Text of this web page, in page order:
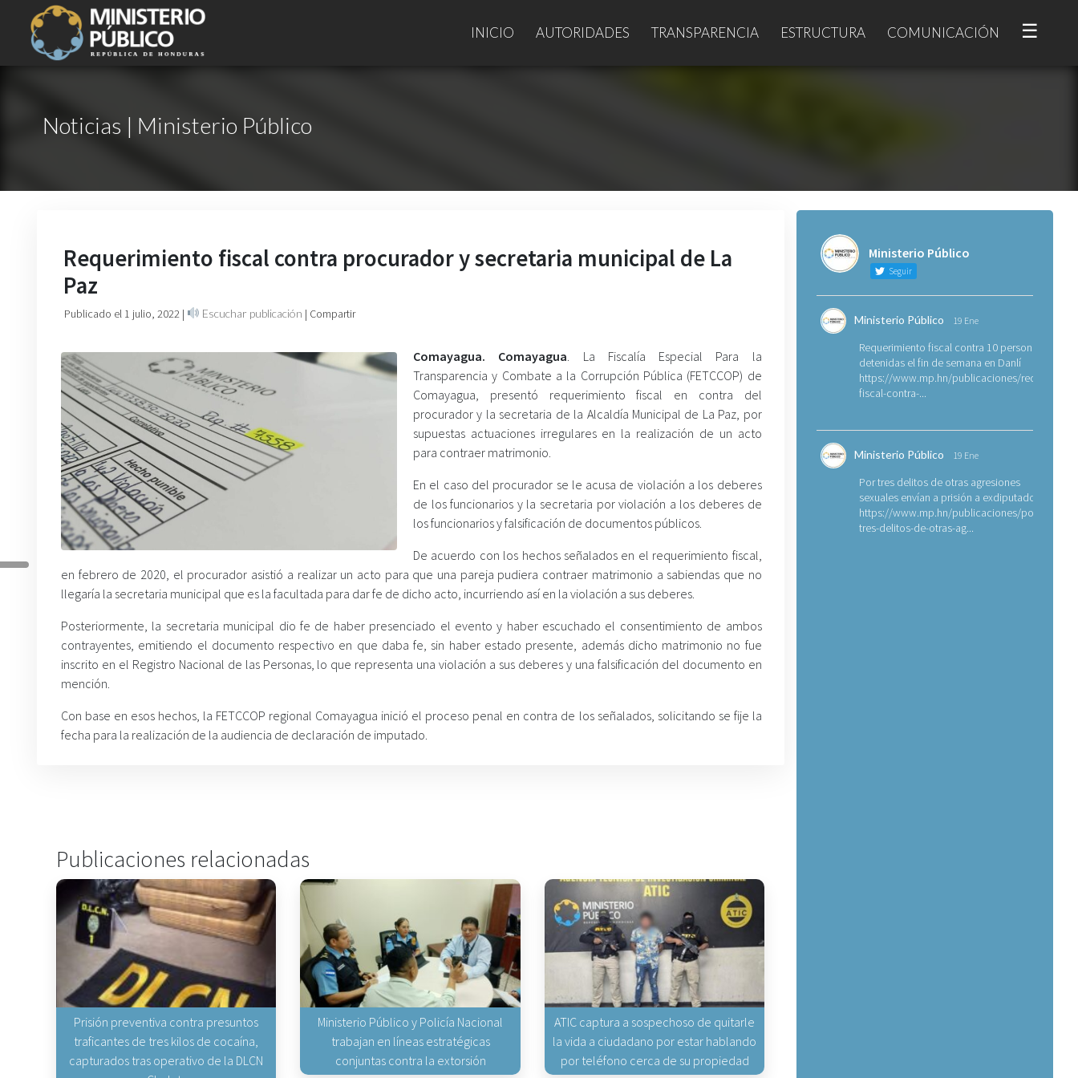
INICIO AUTORIDADES TRANSPARENCIA ESTRUCTURA COMUNICACIÓN ☰
Noticias | Ministerio Público
Requerimiento fiscal contra procurador y secretaria municipal de La
Paz
Publicado el 1 julio, 2022 | Escuchar publicación | Compartir
Comayagua. Comayagua. La Fiscalía Especial Para la
Transparencia y Combate a la Corrupción Pública (FETCCOP) de
Comayagua, presentó requerimiento fiscal en contra del
procurador y la secretaria de la Alcaldía Municipal de La Paz, por
supuestas actuaciones irregulares en la realización de un acto
para contraer matrimonio.
En el caso del procurador se le acusa de violación a los deberes
de los funcionarios y la secretaria por violación a los deberes de
los funcionarios y falsificación de documentos públicos.
De acuerdo con los hechos señalados en el requerimiento fiscal,
en febrero de 2020, el procurador asistió a realizar un acto para que una pareja pudiera contraer matrimonio a sabiendas que no
llegaría la secretaria municipal que es la facultada para dar fe de dicho acto, incurriendo así en la violación a sus deberes.
Posteriormente, la secretaria municipal dio fe de haber presenciado el evento y haber escuchado el consentimiento de ambos
contrayentes, emitiendo el documento respectivo en que daba fe, sin haber estado presente, además dicho matrimonio no fue
inscrito en el Registro Nacional de las Personas, lo que representa una violación a sus deberes y una falsificación del documento en
mención.
Con base en esos hechos, la FETCCOP regional Comayagua inició el proceso penal en contra de los señalados, solicitando se fije la
fecha para la realización de la audiencia de declaración de imputado.
Publicaciones relacionadas
Prisión preventiva contra presuntos
traficantes de tres kilos de cocaína,
capturados tras operativo de la DLCN
Ministerio Público y Policía Nacional
trabajan en líneas estratégicas
conjuntas contra la extorsión
ATIC captura a sospechoso de quitarle
la vida a ciudadano por estar hablando
por teléfono cerca de su propiedad
Ministerio Público
Seguir
Ministerio Público 19 Ene
Requerimiento fiscal contra 10 personas
detenidas el fin de semana en Danlí
https://www.mp.hn/publicaciones/
fiscal-contra-...
Ministerio Público 19 Ene
Por tres delitos de otras agresiones
sexuales envían a prisión a exdiputado
https://www.mp.hn/publicaciones/por-
tres-delitos-de-otras-ag...